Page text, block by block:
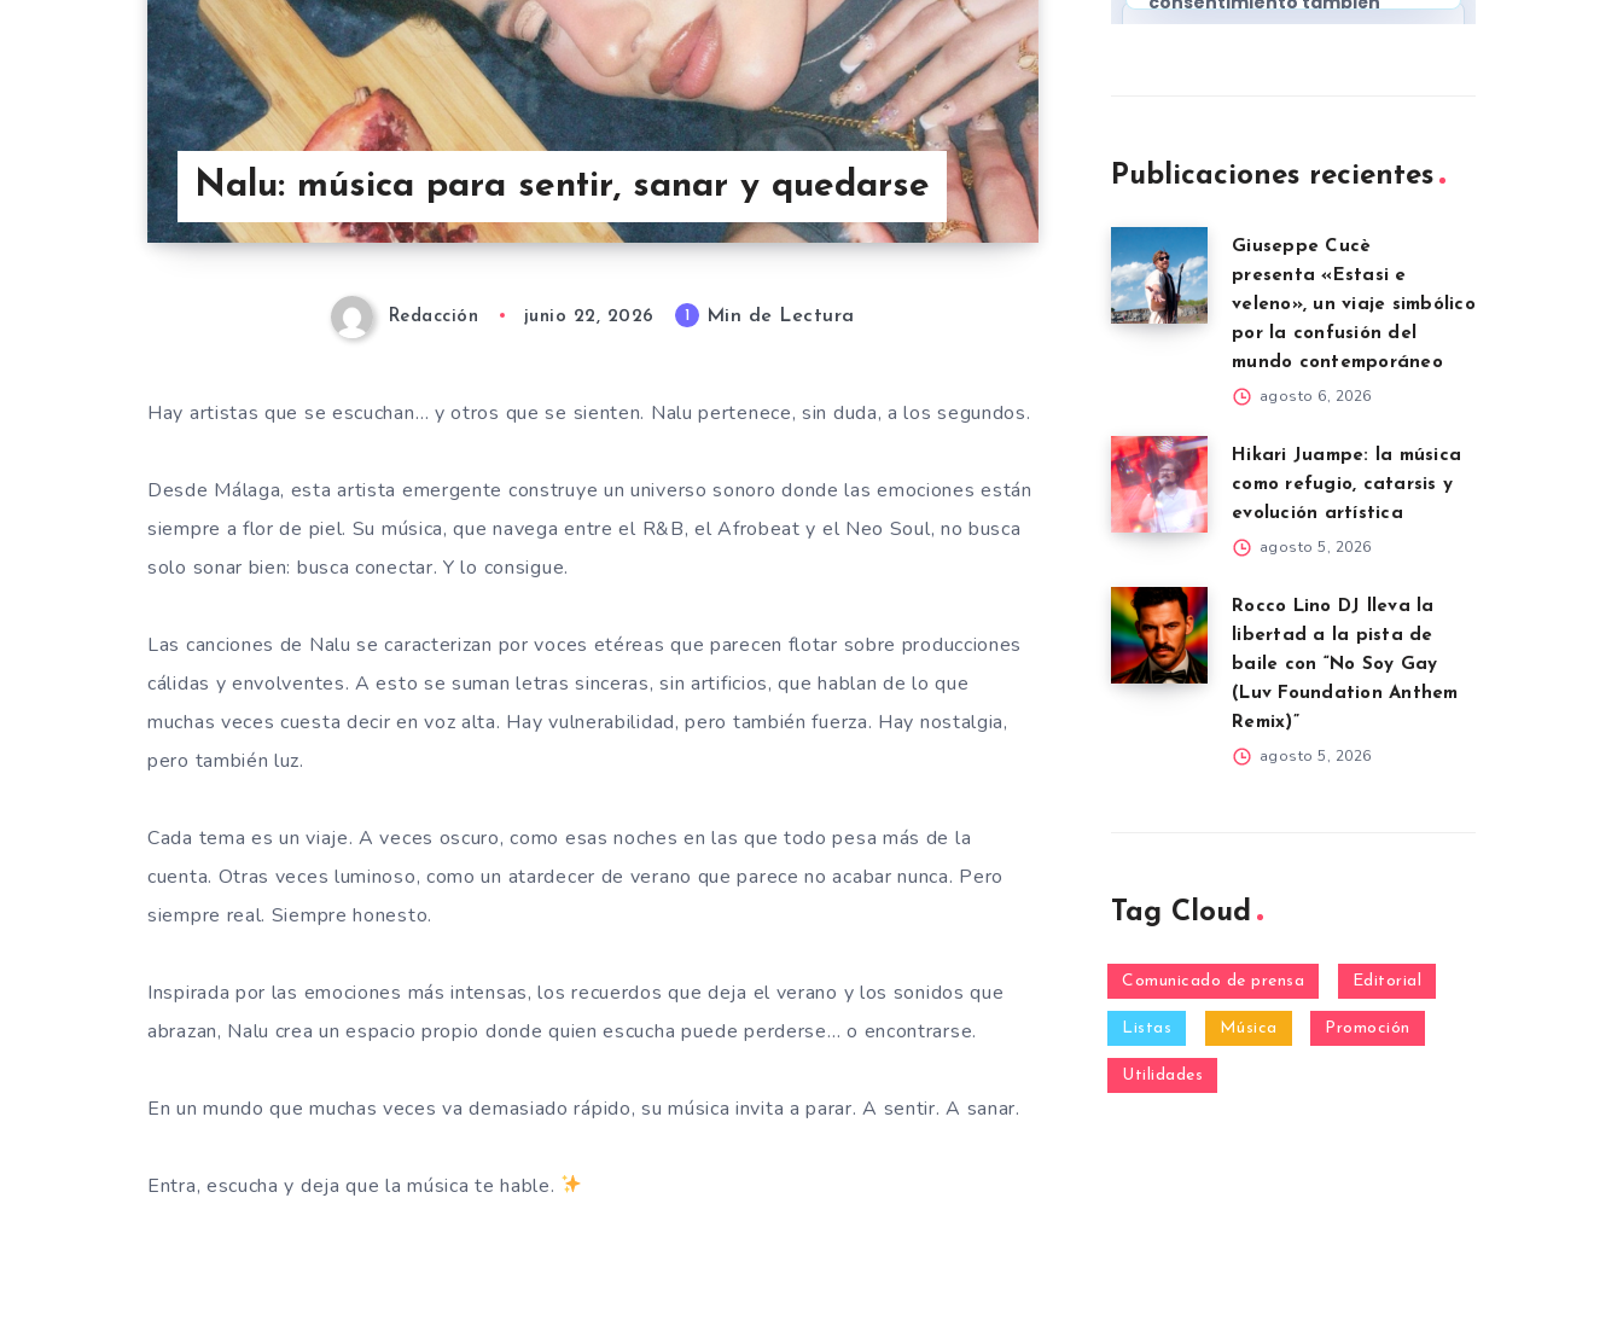
Nalu: música para sentir, sanar y quedarse
Redacción junio 22, 2026 1 Min de Lectura
Hay artistas que se escuchan… y otros que se sienten. Nalu pertenece, sin duda, a los segundos.
Desde Málaga, esta artista emergente construye un universo sonoro donde las emociones están
siempre a flor de piel. Su música, que navega entre el R&B, el Afrobeat y el Neo Soul, no busca
solo sonar bien: busca conectar. Y lo consigue.
Las canciones de Nalu se caracterizan por voces etéreas que parecen flotar sobre producciones
cálidas y envolventes. A esto se suman letras sinceras, sin artificios, que hablan de lo que
muchas veces cuesta decir en voz alta. Hay vulnerabilidad, pero también fuerza. Hay nostalgia,
pero también luz.
Cada tema es un viaje. A veces oscuro, como esas noches en las que todo pesa más de la
cuenta. Otras veces luminoso, como un atardecer de verano que parece no acabar nunca. Pero
siempre real. Siempre honesto.
Inspirada por las emociones más intensas, los recuerdos que deja el verano y los sonidos que
abrazan, Nalu crea un espacio propio donde quien escucha puede perderse… o encontrarse.
En un mundo que muchas veces va demasiado rápido, su música invita a parar. A sentir. A sanar.
Entra, escucha y deja que la música te hable.
Publicaciones recientes
Giuseppe Cucè
presenta «Estasi e
veleno», un viaje simbólico
por la confusión del
mundo contemporáneo
agosto 6, 2026
Hikari Juampe: la música
como refugio, catarsis y
evolución artística
agosto 5, 2026
Rocco Lino DJ lleva la
libertad a la pista de
baile con “No Soy Gay
(Luv Foundation Anthem
Remix)”
agosto 5, 2026
Tag Cloud
Comunicado de prensa Editorial
Listas Música Promoción
Utilidades